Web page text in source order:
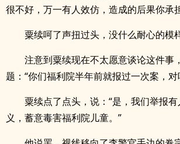
很不好，万一有人效仿，造成的后果你承
粟续呵了声扭过头，没什么耐心的模样
注意到粟续现在不太愿意谈论这件事
题：“你们福利院半年前就报过一次案，对
粟续点了点头，说：“是，我们举报
义，蓄意毒害福利院儿童。”